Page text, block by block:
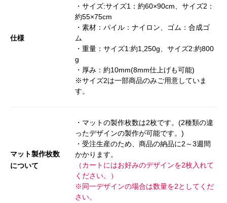
仕様
・サイズ:サイズ1：約60×90cm、サイズ2：
約55×75cm
・素材：パイル：ナイロン、ゴム：合成ゴ
ム
・重量：サイズ1:約1,250g、サイズ2:約800
g
・厚み：約10mm(8mm仕上げも可能)
※サイズ2は一部商品のみご用意していま
す。
マット製作枚数
について
・マットの製作枚数は2枚です。(2種類の違
ったデザインの製作が可能です。)
・受注生産のため、商品の納品に2～3週間
かかります。
（カートにはお好みのデザインを2枚入れて
ください。）
※同一デザインの場合は数量を2としてくだ
さい。